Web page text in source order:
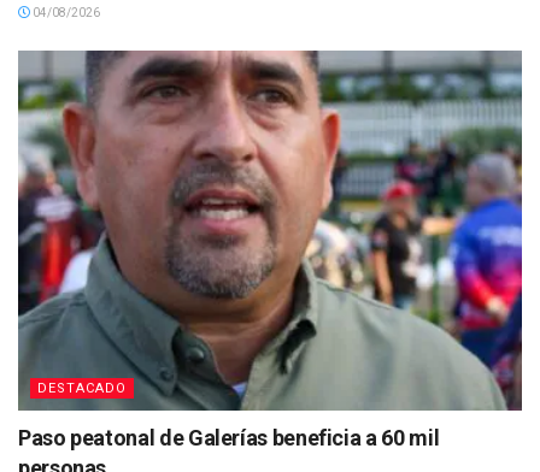
04/08/2026
DESTACADO
Paso peatonal de Galerías beneficia a 60 mil